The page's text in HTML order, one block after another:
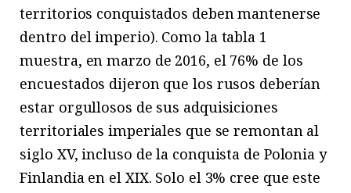
territorios conquistados deben mantenerse
dentro del imperio). Como la tabla 1
muestra, en marzo de 2016, el 76% de los
encuestados dijeron que los rusos deberían
estar orgullosos de sus adquisiciones
territoriales imperiales que se remontan al
siglo XV, incluso de la conquista de Polonia y
Finlandia en el XIX. Solo el 3% cree que este